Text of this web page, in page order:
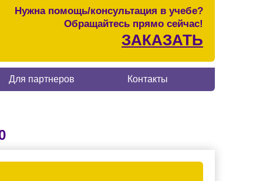
Нужна помощь/консультация в учебе?
Обращайтесь прямо сейчас!
ЗАКАЗАТЬ
Для партнеров Контакты